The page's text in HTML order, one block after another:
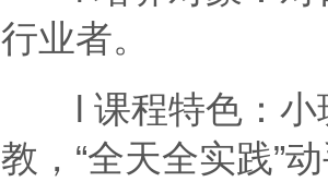
行业者。
l 课程特色：小
教，“全天全实践”